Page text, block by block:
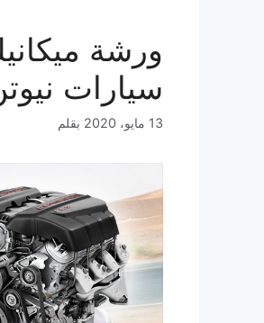
سيارات
13 مايو، 2020 بقلم